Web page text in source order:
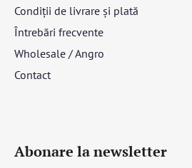
Condiții de livrare și plată
Întrebări frecvente
Wholesale / Angro
Contact
Abonare la newsletter